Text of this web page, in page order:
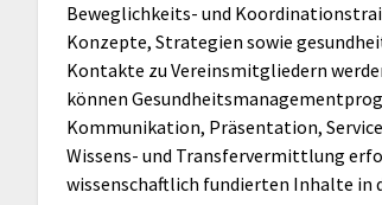
Beweglichkeits- und
Konzepte, Strategien sowie
Kontakte zu Vereinsmitgliedern
können
Kommunikation, Präsentation,
Wissens- und Transfervermittlung
wissenschaftlich fundierten Inhalte in